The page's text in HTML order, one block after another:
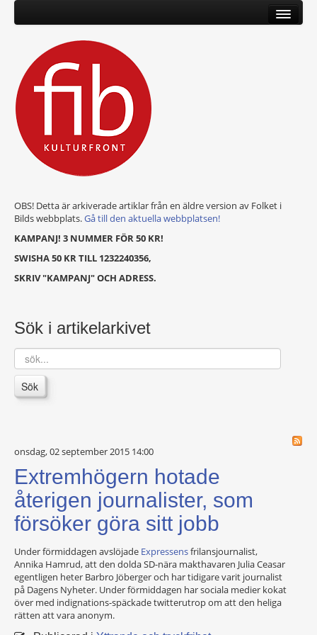
OBS! Detta är arkiverade artiklar från en äldre version av Folket i
Bilds webbplats.Gå till den aktuella webbplatsen!
KAMPANJ! 3 NUMMER FÖR 50 KR!
SWISHA 50 KR TILL 1232240356,
SKRIV "KAMPANJ" OCH ADRESS.
Sök i artikelarkivet
sök...
Sök
onsdag, 02 september 2015 14:00
Extremhögern hotade
återigen journalister, som
försöker göra sitt jobb
Under förmiddagen avslöjade Expressensfrilansjournalist,
Annika Hamrud, att den dolda SD-nära makthavaren Julia Ceasar
egentligen heter Barbro Jöberger och har tidigare varit journalist
på Dagens Nyheter. Under förmiddagen har sociala medier kokat
över med indignations-späckade twitterutrop om att den heliga
rätten att vara anonym.